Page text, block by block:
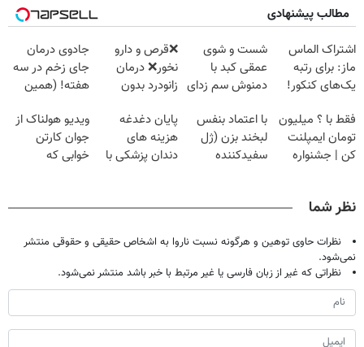
مطالب پیشنهادی
اشتراک الماس
ماز: برای رتبه
یک‌های کنکور!
شست و شوی
عمقی کبد با
دمنوش سم زدای
❌قرص‌ و دارو
نخور❌ درمان
زانودرد بدون
جادوی درمان
جای زخم در سه
هفته! (همین
صحبت کنید)
فقط با ؟ میلیون
تومان ایمپلنت
کن | جشنواره
با اعتماد بنفس
لبخند بزن (ژل
سفیدکننده
پایان دغدغه
هزینه های
دندان پزشکی با
ویدیو هولناک از
جوان کارتن
خوابی که
نظر شما
نظرات حاوی توهین و هرگونه نسبت ناروا به اشخاص حقیقی و حقوقی منتشر
نمی‌شود.
نظراتی که غیر از زبان فارسی یا غیر مرتبط با خبر باشد منتشر نمی‌شود.